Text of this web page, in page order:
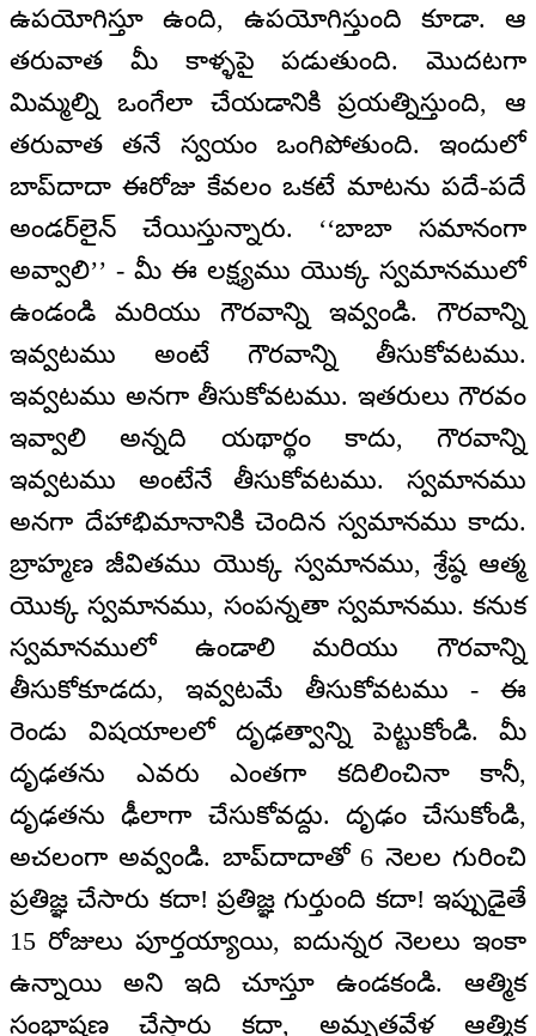
ఉపయోగిస్తూ ఉంది, ఉపయోగిస్తుంది కూడా. ఆ
తరువాత మీ కాళ్ళపై పడుతుంది. మొదటగా
మిమ్మల్ని ఒంగేలా చేయడానికి ప్రయత్నిస్తుంది, ఆ
తరువాత తనే స్వయం ఒంగిపోతుంది. ఇందులో
బాప్‌దాదా ఈరోజు కేవలం ఒకటే మాటను పదే-పదే
అండర్‌లైన్ చేయిస్తున్నారు. ‘‘బాబా సమానంగా
అవ్వాలి’’ - మీ ఈ లక్ష్యము యొక్క స్వమానములో
ఉండండి మరియు గౌరవాన్ని ఇవ్వండి. గౌరవాన్ని
ఇవ్వటము అంటే గౌరవాన్ని తీసుకోవటము.
ఇవ్వటము అనగా తీసుకోవటము. ఇతరులు గౌరవం
ఇవ్వాలి అన్నది యథార్థం కాదు, గౌరవాన్ని
ఇవ్వటము అంటేనే తీసుకోవటము. స్వమానము
అనగా దేహాభిమానానికి చెందిన స్వమానము కాదు.
బ్రాహ్మణ జీవితము యొక్క స్వమానము, శ్రేష్ఠ ఆత్మ
యొక్క స్వమానము, సంపన్నతా స్వమానము. కనుక
స్వమానములో ఉండాలి మరియు గౌరవాన్ని
తీసుకోకూడదు, ఇవ్వటమే తీసుకోవటము - ఈ
రెండు విషయాలలో దృఢత్వాన్ని పెట్టుకోండి. మీ
దృఢతను ఎవరు ఎంతగా కదిలించినా కానీ,
దృఢతను ఢీలాగా చేసుకోవద్దు. దృఢం చేసుకోండి,
అచలంగా అవ్వండి. బాప్‌దాదాతో 6 నెలల గురించి
ప్రతిజ్ఞ చేసారు కదా! ప్రతిజ్ఞ గుర్తుంది కదా! ఇప్పుడైతే
15 రోజులు పూర్తయ్యాయి, ఐదున్నర నెలలు ఇంకా
ఉన్నాయి అని ఇది చూస్తూ ఉండకండి. ఆత్మిక
సంభాషణ చేస్తారు కదా, అమృతవేళ ఆత్మిక